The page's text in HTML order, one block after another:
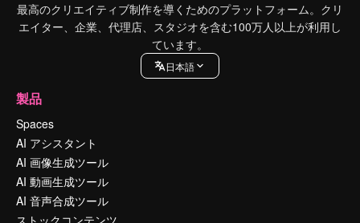
最高のクリエイティブ制作を導くためのプラットフォーム。クリ
エイター、企業、代理店、スタジオを含む100万人以上が利用し
ています。
日本語
製品
Spaces
AI アシスタント
AI 画像生成ツール
AI 動画生成ツール
AI 音声合成ツール
ストックコンテンツ